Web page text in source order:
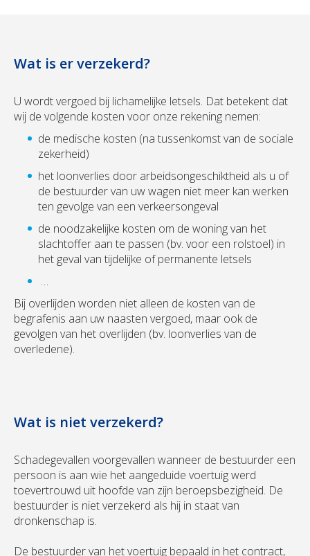
Wat is er verzekerd?
U wordt vergoed bij lichamelijke letsels. Dat betekent dat
wij de volgende kosten voor onze rekening nemen:
de medische kosten (na tussenkomst van de sociale
zekerheid)
het loonverlies door arbeidsongeschiktheid als u of
de bestuurder van uw wagen niet meer kan werken
ten gevolge van een verkeersongeval
de noodzakelijke kosten om de woning van het
slachtoffer aan te passen (bv. voor een rolstoel) in
het geval van tijdelijke of permanente letsels
…
Bij overlijden worden niet alleen de kosten van de
begrafenis aan uw naasten vergoed, maar ook de
gevolgen van het overlijden (bv. loonverlies van de
overledene).
Wat is niet verzekerd?
Schadegevallen voorgevallen wanneer de bestuurder een
persoon is aan wie het aangeduide voertuig werd
toevertrouwd uit hoofde van zijn beroepsbezigheid. De
bestuurder is niet verzekerd als hij in staat van
dronkenschap is.
De bestuurder van het voertuig bepaald in het contract,